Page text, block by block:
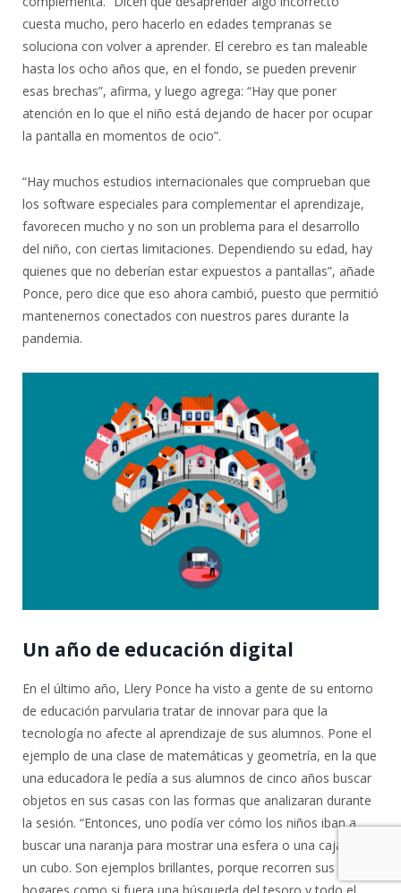
cuesta mucho, pero hacerlo en edades tempranas se
soluciona con volver a aprender. El cerebro es tan maleable
hasta los ocho años que, en el fondo, se pueden prevenir
esas brechas”, afirma, y luego agrega: “Hay que poner
atención en lo que el niño está dejando de hacer por ocupar
la pantalla en momentos de ocio”.
“Hay muchos estudios internacionales que comprueban que
los software especiales para complementar el aprendizaje,
favorecen mucho y no son un problema para el desarrollo
del niño, con ciertas limitaciones. Dependiendo su edad, hay
quienes que no deberían estar expuestos a pantallas”, añade
Ponce, pero dice que eso ahora cambió, puesto que permitió
mantenernos conectados con nuestros pares durante la
pandemia.
Un año de educación digital
En el último año, Llery Ponce ha visto a gente de su entorno
de educación parvularia tratar de innovar para que la
tecnología no afecte al aprendizaje de sus alumnos. Pone el
ejemplo de una clase de matemáticas y geometría, en la que
una educadora le pedía a sus alumnos de cinco años buscar
objetos en sus casas con las formas que analizaran durante
la sesión. “Entonces, uno podía ver cómo los niños iban a
buscar una naranja para mostrar una esfera o una caja para
un cubo. Son ejemplos brillantes, porque recorren sus